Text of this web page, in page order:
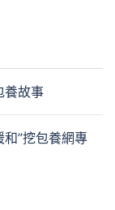
養故事
”挖包養網專